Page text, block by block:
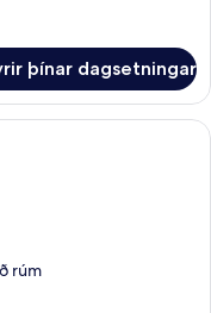
þínar dagsetningar
öryggishólf í herbergi,
rúm